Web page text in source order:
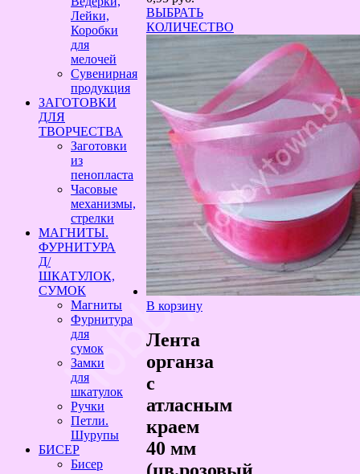
ВЫБРАТЬ
КОЛИЧЕСТВО
В корзину
Лента
органза
с
атласным
краем
40 мм
Лейки,
Коробки
для
мелочей
Сувенирная
продукция
ЗАГОТОВКИ
ДЛЯ
ТВОРЧЕСТВА
Заготовки
из
пенопласта
Часовые
механизмы,
стрелки
МАГНИТЫ.
ФУРНИТУРА
Д/
ШКАТУЛОК,
СУМОК
Магниты
Фурнитура
для
сумок
Замки
для
шкатулок
Ручки
Петли.
Шурупы
БИСЕР
Бисер